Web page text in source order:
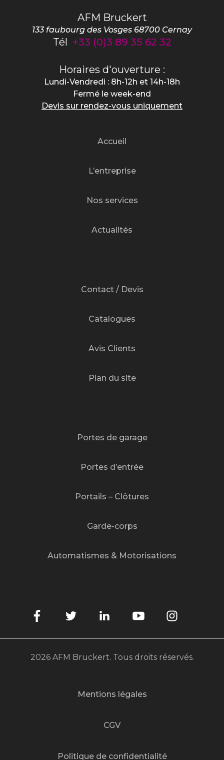
AFM Bruckert
133 faubourg des Vosges 68700 Cernay
Tél +33 (0)3 89 35 62 32
Horaires d'ouverture :
Lundi-Vendredi : 8h-12h et 14h-18h
Fermé le week-end
Devis sur rendez-vous uniquement
Accueil
L’entreprise
Nos services
Actualités
Contact / Devis
Catalogues
Avis Clients
Plan du site
Portes de garage
Portes d’entrée
Portails – Clôtures
Garde-corps
Automatismes & Motorisations
2026 AFM Bruckert. Tous droits réservés.
Mentions légales
CGV
Politique de confidentialité